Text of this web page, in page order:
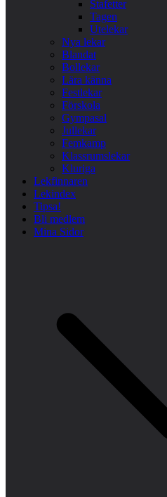
Stafetter
Tagen
Utelekar
Nya lekar
Blandat
Bollekar
Lära känna
Festlekar
Förskola
Gympasal
Jullekar
Femkamp
Klassrumslekar
Kluriga
Lekfinnaren
Lekindex
Tipsa!
Bli medlem
Mina Sidor